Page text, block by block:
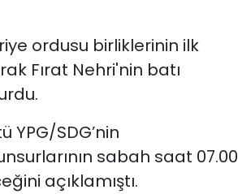
ordusu birliklerinin ilk
Fırat Nehri'nin batı
YPG/SDG’nin
sabah saat 07.00
açıklamıştı.